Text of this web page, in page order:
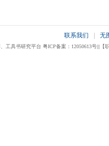
联系我们 无
工具书研究平台 粤ICP备案：12050613号|||【